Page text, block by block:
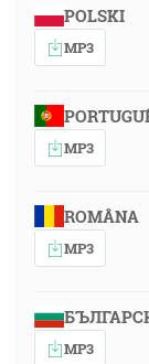
POLSKI
MP3
MP3
ROMÂNA
MP3
MP3